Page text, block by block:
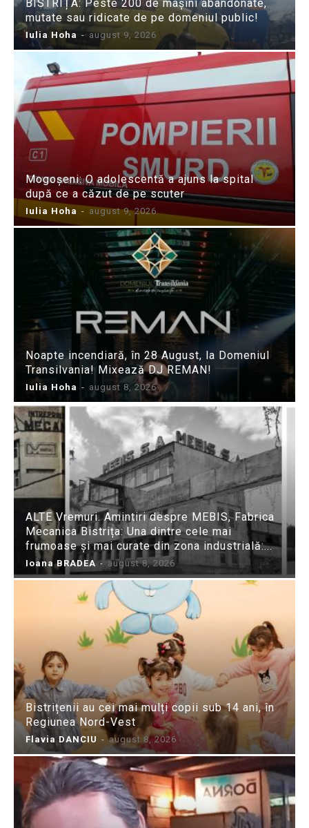
BISTRIȚA: Peste 200 de mașini abandonate,
mutate sau ridicate de pe domeniul public!
Iulia Hoha - august 9, 2026
Mogoșeni: O adolescentă a ajuns la spital
după ce a căzut de pe scuter
Iulia Hoha - august 9, 2026
Noapte incendiară, în 28 August, la Domeniul
Transilvania! Mixează DJ REMAN!
Iulia Hoha - august 8, 2026
ALTE Vremuri. Amintiri despre MEBIS, Fabrica
Mecanica Bistrița: Una dintre cele mai
frumoase și mai curate din zona industrială:...
Ioana BRADEA - august 8, 2026
Bistrițenii au cei mai mulți copii sub 14 ani, în
Regiunea Nord-Vest
Flavia DANCIU - august 8, 2026